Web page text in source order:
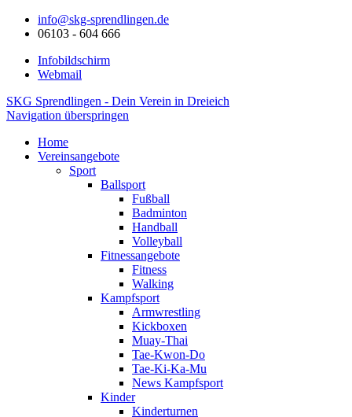
info@skg-sprendlingen.de
06103 - 604 666
Infobildschirm
Webmail
SKG Sprendlingen - Dein Verein in Dreieich
Navigation überspringen
Home
Vereinsangebote
Sport
Ballsport
Fußball
Badminton
Handball
Volleyball
Fitnessangebote
Fitness
Walking
Kampfsport
Armwrestling
Kickboxen
Muay-Thai
Tae-Kwon-Do
Tae-Ki-Ka-Mu
News Kampfsport
Kinder
Kinderturnen